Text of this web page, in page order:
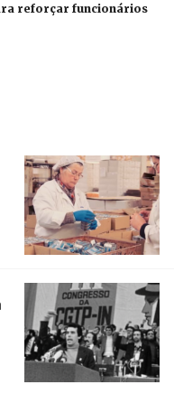
reforçar funcionários